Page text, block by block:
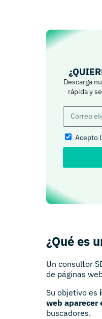
Descarga
rápida y
Acepto
¿Qué es
Un consultor
de páginas
Su objetivo es
web aparecer
buscadores.